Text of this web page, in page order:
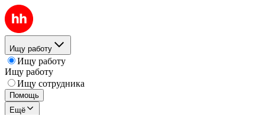
Ищу работу
Ищу работу
Ищу работу
Ищу сотрудника
Помощь
Ещё